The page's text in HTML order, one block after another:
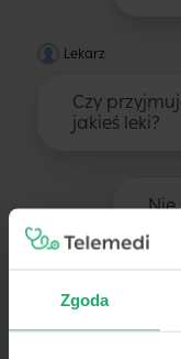
Zgoda
Lekarz
Czy
jakieś leki?
Nie
Lekarz